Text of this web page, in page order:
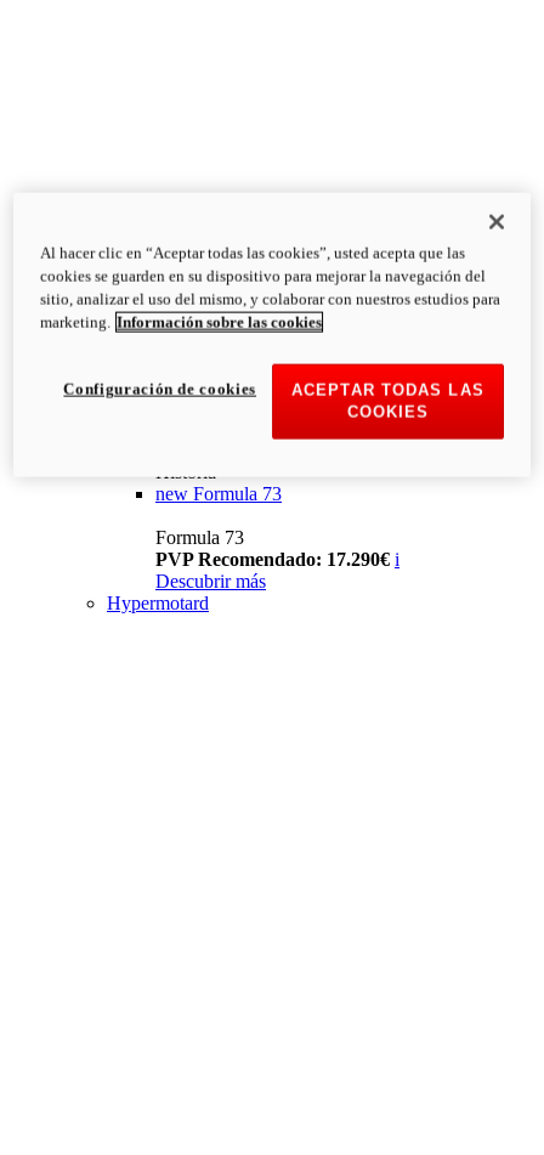
Historia
new Formula 73
Formula 73
PVP Recomendado: 17.290€ i
Descubrir más
Hypermotard
Al hacer clic en “Aceptar todas las cookies”, usted acepta que las
cookies se guarden en su dispositivo para mejorar la navegación del
sitio, analizar el uso del mismo, y colaborar con nuestros estudios para
marketing. Información sobre las cookies
ACEPTAR TODAS LAS
COOKIES
Configuración de cookies